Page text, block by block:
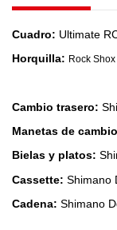
Cuadro: Ultimate
Horquilla: Rock
Cambio trasero:
Manetas de
Bielas y platos:
Cassette: Shimano
Cadena: Shimano